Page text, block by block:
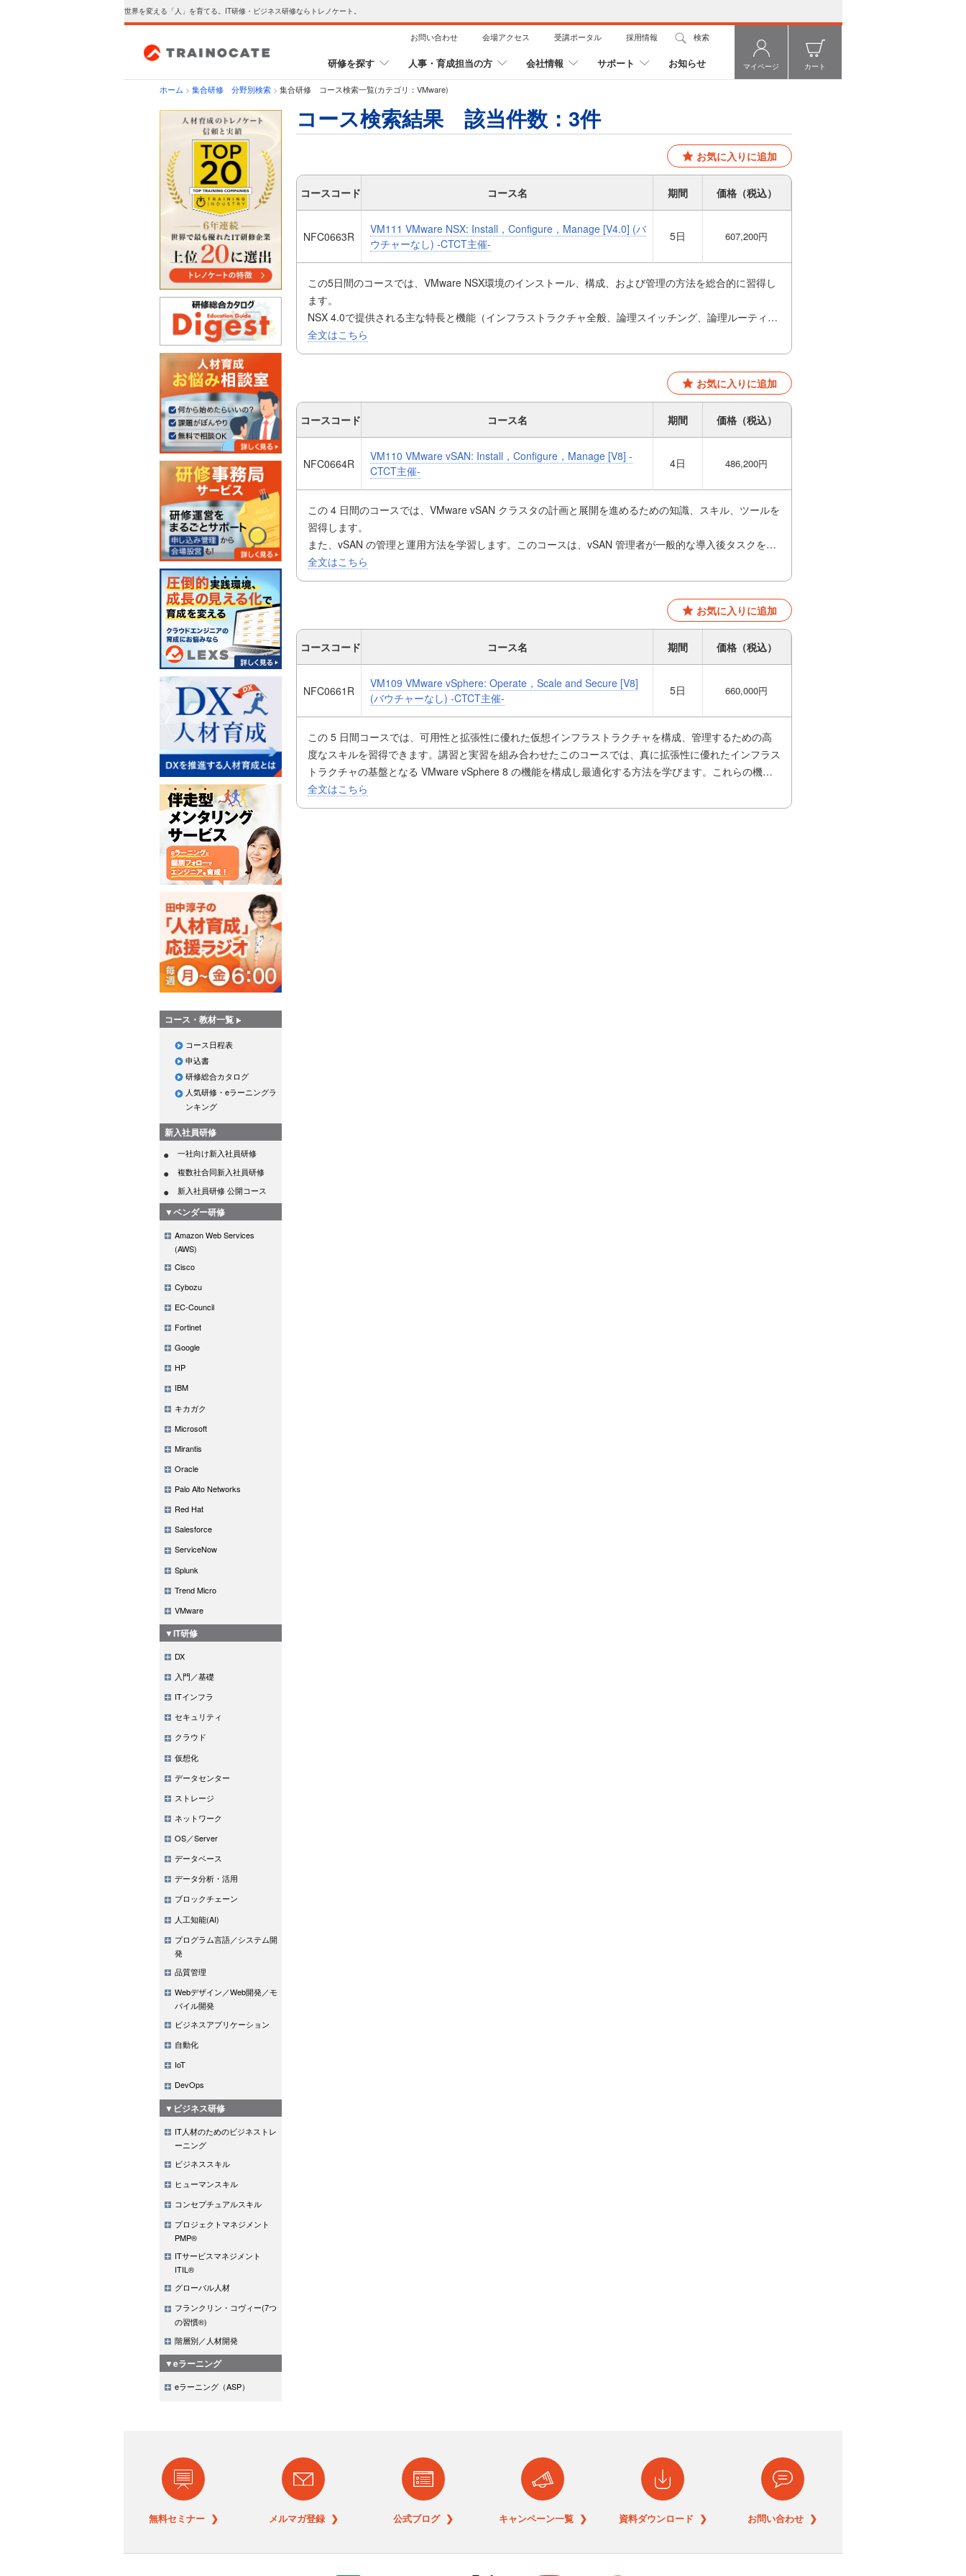
世界を変える「人」を育てる。IT研修・ビジネス研修ならトレノケート。
お問い合わせ 会場アクセス 受講ポータル 採用情報 検索
研修を探す 人事・育成担当の方 会社情報 サポート お知らせ マイページ カート
ホーム > 集合研修 分野別検索 > 集合研修 コース検索一覧(カテゴリ：VMware)
コース・教材一覧
コース日程表
申込書
研修総合カタログ
人気研修・eラーニングラ
ンキング
新入社員研修
一社向け新入社員研修
複数社合同新入社員研修
新入社員研修 公開コース
▼ベンダー研修
Amazon Web Services
(AWS)
Cisco
Cybozu
EC-Council
Fortinet
Google
HP
IBM
キカガク
Microsoft
Mirantis
Oracle
Palo Alto Networks
Red Hat
Salesforce
ServiceNow
Splunk
Trend Micro
VMware
▼IT研修
DX
入門／基礎
ITインフラ
セキュリティ
クラウド
仮想化
データセンター
ストレージ
ネットワーク
OS／Server
データベース
データ分析・活用
ブロックチェーン
人工知能(AI)
プログラム言語／システム開
発
品質管理
Webデザイン／Web開発／モ
バイル開発
ビジネスアプリケーション
自動化
IoT
DevOps
▼ビジネス研修
IT人材のためのビジネストレ
ーニング
ビジネススキル
ヒューマンスキル
コンセプチュアルスキル
プロジェクトマネジメント
PMP®
ITサービスマネジメント
ITIL®
グローバル人材
フランクリン・コヴィー(7つ
の習慣®)
階層別／人材開発
▼eラーニング
eラーニング（ASP）
コース検索結果 該当件数： 3件
お気に入りに追加
コースコード コース名 期間 価格（税込）
NFC0663R
VM111 VMware NSX: Install，Configure，Manage [V4.0] (バ
ウチャーなし) -CTCT主催-
5日 607,200円
この5日間のコースでは、VMware NSX環境のインストール、構成、および管理の方法を総合的に習得し
ます。
NSX 4.0で提供される主な特長と機能（インフラストラクチャ全般、論理スイッチング、論理ルーティン
グ、ネットワークとセキュリティのサービス、ファイアウォール、高度な脅威に対する防御など）を紹介
します。
全文はこちら
お気に入りに追加
コースコード コース名 期間 価格（税込）
NFC0664R
VM110 VMware vSAN: Install，Configure，Manage [V8] -
CTCT主催-
4日 486,200円
この 4 日間のコースでは、VMware vSAN クラスタの計画と展開を進めるための知識、スキル、ツールを
習得します。
また、vSAN の管理と運用方法を学習します。このコースは、vSAN 管理者が一般的な導入後タスクを行
ううえで必要なスキルを身に付けることを主な目標としています。管理者が行うタスクには、vSAN ノー
ドの管理、クラスタの保守、セキュリティの運用、トラブルシューティング、高度な vSAN クラスタ運
用などがあります。インストラクターが指導するアクティビティとハンズオン ラボによる実習を通じ
全文はこちら
お気に入りに追加
コースコード コース名 期間 価格（税込）
NFC0661R
VM109 VMware vSphere: Operate，Scale and Secure [V8]
(バウチャーなし) -CTCT主催-
5日 660,000円
この 5 日間コースでは、可用性と拡張性に優れた仮想インフラストラクチャを構成、管理するための高
度なスキルを習得できます。講習と実習を組み合わせたこのコースでは、真に拡張性に優れたインフラス
トラクチャの基盤となる VMware vSphere 8 の機能を構成し最適化する方法を学びます。これらの機能
がいつ、どのような状況で最大の効果を発揮するかを確認します。
このコースでは、vSphere の理解を深めるとともに、vSphere の高度な機能と制御が組織にもたらすメ
全文はこちら
無料セミナー ❯ メルマガ登録 ❯ 公式ブログ ❯ キャンペーン一覧 ❯ 資料ダウンロード ❯ お問い合わせ ❯